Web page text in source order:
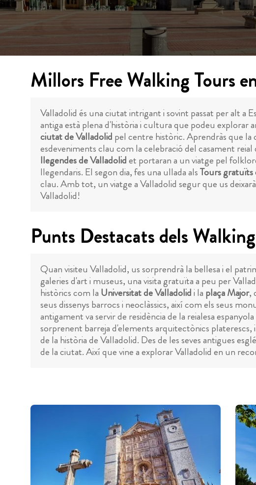
Millors Free Walking Tours
Valladolid és una ciutat intrigant i sovint passat per alt a
antiga està plena d'història i cultura que podeu explorar
ciutat de Valladolid pel centre històric. Aprendràs que la
esdeveniments clau com la celebració del casament
llegendes de Valladolidet portaran a un viatge pel
llegendaris. El segon dia, fes una ullada alsTours gratuïts
clau. Amb tot, un viatge a Valladolid segur que us
Valladolid!
Punts Destacats dels
Quan visiteu Valladolid, us sorprendrà la bellesa i el
galeries d'art i museus, una visita gratuïta a peu per
històrics com la Universitat de Valladolidi la plaça Major,
seus dissenys barrocs i neoclàssics, així com els seus
antigament va servir de residència de la reialesa
sorprenent barreja d'elements arquitectònics platerescs,
de la història de Valladolid. Des de les seves antigues
de la ciutat. Així que vine a explorar Valladolid en un